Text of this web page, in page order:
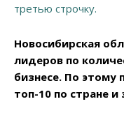
третью строчку.
Новосибирская
лидеров по
бизнесе. По этому
топ-10 по стране и